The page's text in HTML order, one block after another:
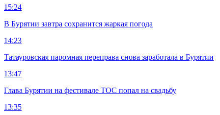
15:24
В Бурятии завтра сохранится жаркая погода
14:23
Татауровская паромная переправа снова заработала в Бурятии
13:47
Глава Бурятии на фестивале ТОС попал на свадьбу
13:35